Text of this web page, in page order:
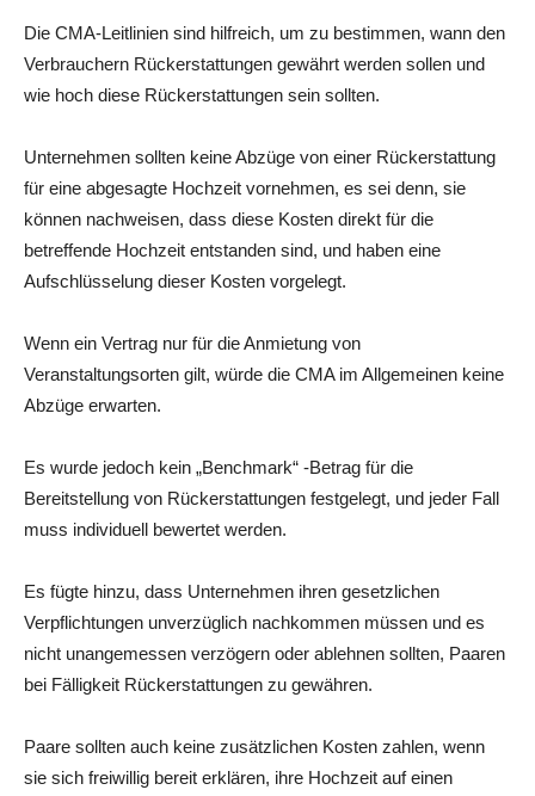
Die CMA-Leitlinien sind hilfreich, um zu bestimmen, wann den
Verbrauchern Rückerstattungen gewährt werden sollen und
wie hoch diese Rückerstattungen sein sollten.
Unternehmen sollten keine Abzüge von einer Rückerstattung
für eine abgesagte Hochzeit vornehmen, es sei denn, sie
können nachweisen, dass diese Kosten direkt für die
betreffende Hochzeit entstanden sind, und haben eine
Aufschlüsselung dieser Kosten vorgelegt.
Wenn ein Vertrag nur für die Anmietung von
Veranstaltungsorten gilt, würde die CMA im Allgemeinen keine
Abzüge erwarten.
Es wurde jedoch kein „Benchmark“ -Betrag für die
Bereitstellung von Rückerstattungen festgelegt, und jeder Fall
muss individuell bewertet werden.
Es fügte hinzu, dass Unternehmen ihren gesetzlichen
Verpflichtungen unverzüglich nachkommen müssen und es
nicht unangemessen verzögern oder ablehnen sollten, Paaren
bei Fälligkeit Rückerstattungen zu gewähren.
Paare sollten auch keine zusätzlichen Kosten zahlen, wenn
sie sich freiwillig bereit erklären, ihre Hochzeit auf einen